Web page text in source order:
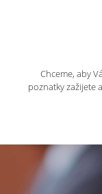
Chceme, aby
poznatky zažijete